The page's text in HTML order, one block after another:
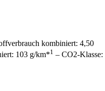
kombiniert: 4,50
103 g/km*1 – CO2-Klasse: